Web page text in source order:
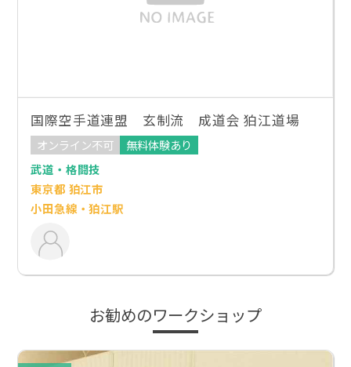
国際空手道連盟 玄制流 成道会 狛江道場
オンライン不可
無料体験あり
武道・格闘技
東京都 狛江市
小田急線・狛江駅
お勧めのワークショップ